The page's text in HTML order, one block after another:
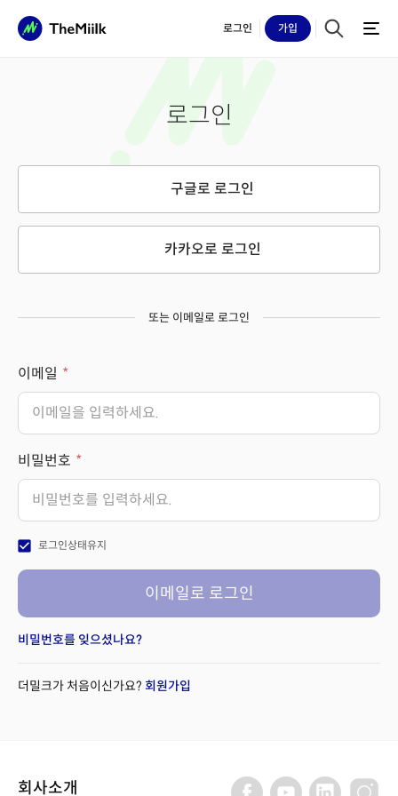
로그인 가입
로그인
구글로 로그인
카카오로 로그인
또는 이메일로 로그인
이메일
비밀번호
check_box 로그인상태유지
이메일로 로그인
비밀번호를 잊으셨나요?
더밀크가 처음이신가요? 회원가입
회사소개